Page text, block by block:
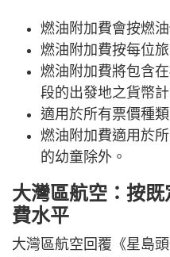
燃油附加費會按燃
燃油附加費按每位
燃油附加費將包含
段的出發地之貨幣計
適用於所有票價種
燃油附加費適用於
的幼童除外。
大灣區航空：按
費水平
大灣區航空回覆《星島